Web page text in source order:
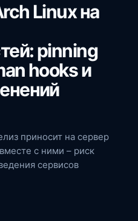
Linux на
pinning
hooks и
приносит на сервер
с ними – риск
сервисов